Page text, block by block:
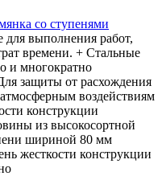
со ступенями
для выполнения работ,
времени. + Стальные
и многократно
защиты от расхождения
воздействиям
конструкции
из высокосортной
шириной 80 мм
жесткости конструкции